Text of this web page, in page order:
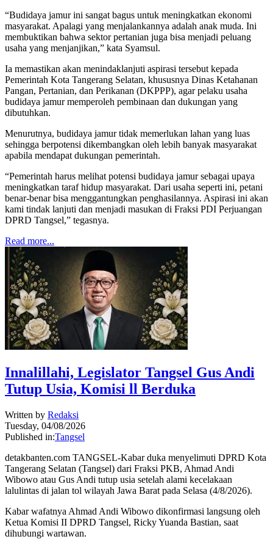
“Budidaya jamur ini sangat bagus untuk meningkatkan ekonomi
masyarakat. Apalagi yang menjalankannya adalah anak muda. Ini
membuktikan bahwa sektor pertanian juga bisa menjadi peluang
usaha yang menjanjikan,” kata Syamsul.
Ia memastikan akan menindaklanjuti aspirasi tersebut kepada
Pemerintah Kota Tangerang Selatan, khususnya Dinas Ketahanan
Pangan, Pertanian, dan Perikanan (DKPPP), agar pelaku usaha
budidaya jamur memperoleh pembinaan dan dukungan yang
dibutuhkan.
Menurutnya, budidaya jamur tidak memerlukan lahan yang luas
sehingga berpotensi dikembangkan oleh lebih banyak masyarakat
apabila mendapat dukungan pemerintah.
“Pemerintah harus melihat potensi budidaya jamur sebagai upaya
meningkatkan taraf hidup masyarakat. Dari usaha seperti ini, petani
benar-benar bisa menggantungkan penghasilannya. Aspirasi ini akan
kami tindak lanjuti dan menjadi masukan di Fraksi PDI Perjuangan
DPRD Tangsel,” tegasnya.
Read more...
Innalillahi, Legislator Tangsel Gus Andi
Tutup Usia, Komisi ll Berduka
Written by Redaksi
Tuesday, 04/08/2026
Published in:Tangsel
detakbanten.com TANGSEL-Kabar duka menyelimuti DPRD Kota
Tangerang Selatan (Tangsel) dari Fraksi PKB, Ahmad Andi
Wibowo atau Gus Andi tutup usia setelah alami kecelakaan
lalulintas di jalan tol wilayah Jawa Barat pada Selasa (4/8/2026).
Kabar wafatnya Ahmad Andi Wibowo dikonfirmasi langsung oleh
Ketua Komisi II DPRD Tangsel, Ricky Yuanda Bastian, saat
dihubungi wartawan.